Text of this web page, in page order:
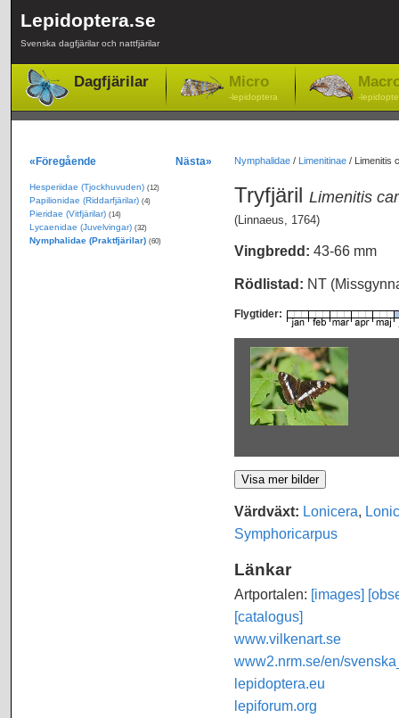
Lepidoptera.se
Svenska dagfjärilar och nattfjärilar
Dagfjärilar Micro
-lepidoptera -
Nymphalidae/ Limenitinae/ Limenitis
Tryfjäril Limenitis
(Linnaeus, 1764)
Vingbredd: 43-66 mm
Rödlistad: NT
Flygtider:
Värdväxt: Lonicera
Symphoricarpus
Länkar
Artportalen: [images]
[catalogus]
www.vilkenart.se
www2.nrm.se/en/
lepidoptera.eu
lepiforum.org
«Föregående Nästa»
Hesperiidae (Tjockhuvuden) (12)
Papilionidae (Riddarfjärilar) (4)
Pieridae (Vitfjärilar) (14)
Lycaenidae (Juvelvingar) (32)
Nymphalidae (Praktfjärilar) (60)